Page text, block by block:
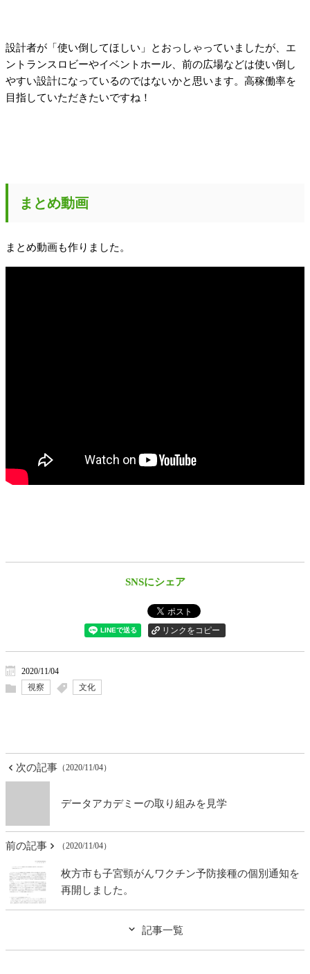
設計者が「使い倒してほしい」とおっしゃっていましたが、エ
ントランスロビーやイベントホール、前の広場などは使い倒し
やすい設計になっているのではないかと思います。高稼働率を
目指していただきたいですね！
まとめ動画
まとめ動画も作りました。
SNSにシェア
2020/11/04
視察
文化
次の記事 （2020/11/04）
データアカデミーの取り組みを見学
前の記事 （2020/11/04）
枚方市も子宮頸がんワクチン予防接種の個別通知を
再開しました。
記事一覧